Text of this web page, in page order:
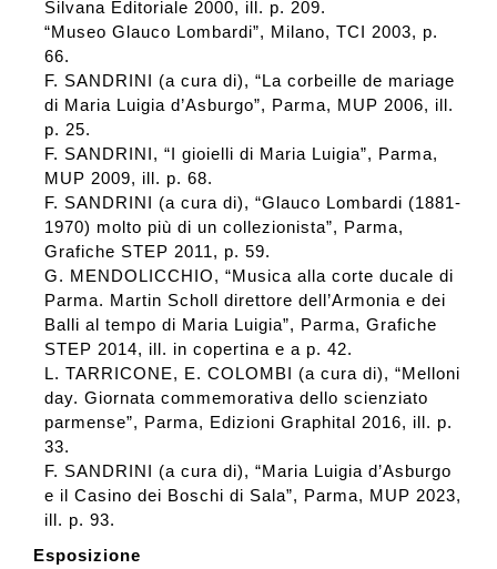
Silvana Editoriale 2000, ill. p. 209.
“Museo Glauco Lombardi”, Milano, TCI 2003, p.
66.
F. SANDRINI (a cura di), “La corbeille de mariage
di Maria Luigia d’Asburgo”, Parma, MUP 2006, ill.
p. 25.
F. SANDRINI, “I gioielli di Maria Luigia”, Parma,
MUP 2009, ill. p. 68.
F. SANDRINI (a cura di), “Glauco Lombardi (1881-
1970) molto più di un collezionista”, Parma,
Grafiche STEP 2011, p. 59.
G. MENDOLICCHIO, “Musica alla corte ducale di
Parma. Martin Scholl direttore dell’Armonia e dei
Balli al tempo di Maria Luigia”, Parma, Grafiche
STEP 2014, ill. in copertina e a p. 42.
L. TARRICONE, E. COLOMBI (a cura di), “Melloni
day. Giornata commemorativa dello scienziato
parmense”, Parma, Edizioni Graphital 2016, ill. p.
33.
F. SANDRINI (a cura di), “Maria Luigia d’Asburgo
e il Casino dei Boschi di Sala”, Parma, MUP 2023,
ill. p. 93.
Esposizione